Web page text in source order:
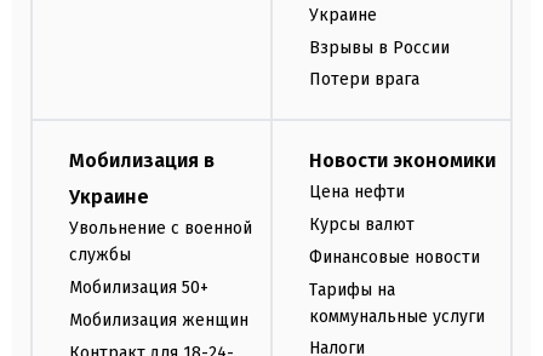
Украине
Взрывы в России
Потери врага
Мобилизация в
Украине
Увольнение с военной
службы
Мобилизация 50+
Мобилизация женщин
Новости экономики
Цена нефти
Курсы валют
Финансовые новости
Тарифы на
коммунальные услуги
Налоги